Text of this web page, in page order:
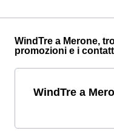
WindTre a Merone,
promozioni e i
WindTre a